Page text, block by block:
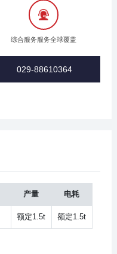
综合服务服务全球覆盖
029-88610364
产量 电耗
额定1.5t 额定1.5t